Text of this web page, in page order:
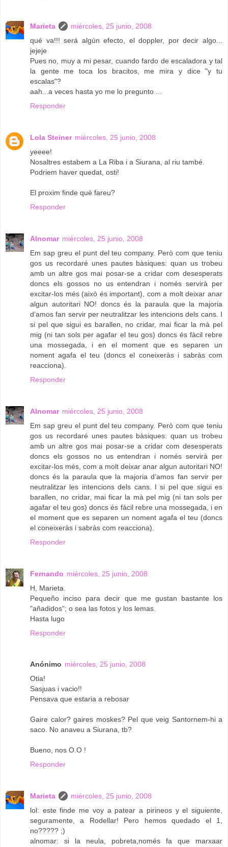
Marieta
miércoles, 25 junio, 2008
qué va!!! será algún efecto, el doppler, por decir algo...
jejeje
Pues no, muy a mi pesar, cuando fardo de escaladora y tal
la gente me toca los bracitos, me mira y dice "y tu
escalas"?
aah...a veces hasta yo me lo pregunto ...
Responder
Lola Steiner miércoles, 25 junio, 2008
yeeee!
Nosaltres estabem a La Riba i a Siurana, al riu també.
Podriem haver quedat, osti!
El proxim finde què fareu?
Responder
Alnomar miércoles, 25 junio, 2008
Em sap greu el punt del teu company. Però com que teniu
gos us recordaré unes pautes bàsiques: quan us trobeu
amb un altre gos mai posar-se a cridar com desesperats
doncs els gossos no us entendran i només servirà per
excitar-los més (això és important), com a molt deixar anar
algun autoritari NO! doncs és la paraula que la majoria
d’amos fan servir per neutralitzar les intencions dels cans. I
si pel que sigui es barallen, no cridar, mai ficar la mà pel
mig (ni tan sols per agafar el teu gos) doncs és fàcil rebre
una mossegada, i en el moment que es separen un
noment agafa el teu (doncs el coneixeràs i sabràs com
reacciona).
Responder
Alnomar miércoles, 25 junio, 2008
Em sap greu el punt del teu company. Però com que teniu
gos us recordaré unes pautes bàsiques: quan us trobeu
amb un altre gos mai posar-se a cridar com desesperats
doncs els gossos no us entendran i només servirà per
excitar-los més, com a molt deixar anar algun autoritari NO!
doncs és la paraula que la majoria d’amos fan servir per
neutralitzar les intencions dels cans. I si pel que sigui es
barallen, no cridar, mai ficar la mà pel mig (ni tan sols per
agafar el teu gos) doncs és fàcil rebre una mossegada, i en
el moment que es separen un noment agafa el teu (doncs
el coneixeràs i sabràs com reacciona).
Responder
Fernando miércoles, 25 junio, 2008
H, Marieta.
Pequeño inciso para decir que me gustan bastante los
"añadidos"; o sea las fotos y los lemas.
Hasta lugo
Responder
Anónimo miércoles, 25 junio, 2008
Otia!
Sasjuas i vacio!!
Pensava que estaria a rebosar
Gaire calor? gaires moskes? Pel que veig Santornem-hi a
saco. No anaveu a Siurana, tb?
Bueno, nos O.O !
Responder
Marieta
miércoles, 25 junio, 2008
lol: este finde me voy a patear a pirineos y el siguiente,
seguramente, a Rodellar! Pero hemos quedado el 1,
no????? ;)
alnomar: si la neula, pobreta,només fa que marxaar